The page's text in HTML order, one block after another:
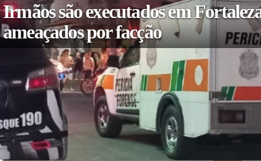
Irmãos são executados em
ameaçados por facção